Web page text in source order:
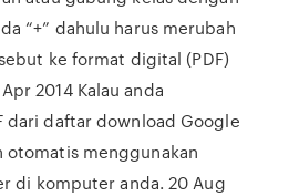
“+” dahulu harus merubah
ke format digital (PDF)
2014 Kalau anda
dari daftar download Google
otomatis menggunakan
di komputer anda. 20 Aug